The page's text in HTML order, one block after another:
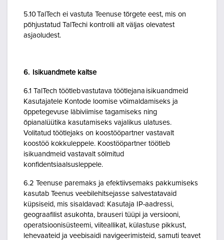
5.10 TalTech ei vastuta Teenuse tõrgete eest, mis on
põhjustatud TalTechi kontrolli alt väljas olevatest
asjaoludest.
6. Isikuandmete kaitse
6.1 TalTech töötleb vastutava töötlejana isikuandmeid
Kasutajatele Kontode loomise võimaldamiseks ja
õppetegevuse läbiviimise tagamiseks ning
õpianalüütika kasutamiseks vajalikus ulatuses.
Volitatud töötlejaks on koostööpartner vastavalt
koostöö kokkuleppele. Koostööpartner töötleb
isikuandmeid vastavalt sõlmitud
konfidentsiaalsusleppele.
6.2 Teenuse paremaks ja efektiivsemaks pakkumiseks
kasutab Teenus veebilehitsejasse salvestatavaid
küpsiseid, mis sisaldavad: Kasutaja IP-aadressi,
geograafilist asukohta, brauseri tüüpi ja versiooni,
operatsioonisüsteemi, viiteallikat, külastuse pikkust,
lehevaateid ja veebisaidi navigeerimisteid, samuti teavet